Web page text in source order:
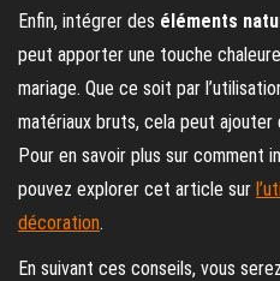
Enfin, intégrer des éléments
peut apporter une touche
mariage. Que ce soit par
matériaux bruts, cela peut
Pour en savoir plus sur comment
pouvez explorer cet article sur
décoration.
En suivant ces conseils, vous